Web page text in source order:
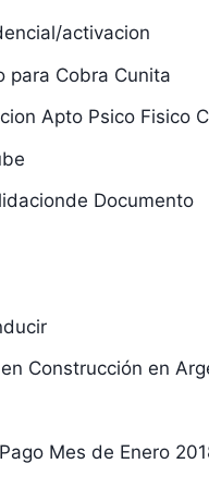
activacion
para Cobra Cunita
Apto Psico Fisico
Documento
Construcción en
Mes de Enero